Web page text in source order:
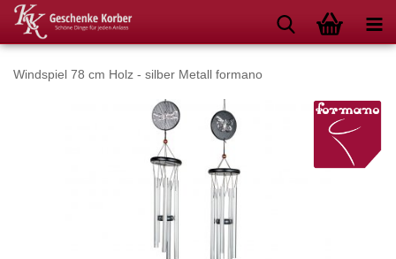
Windspiel 78 cm Holz - silber Metall formano